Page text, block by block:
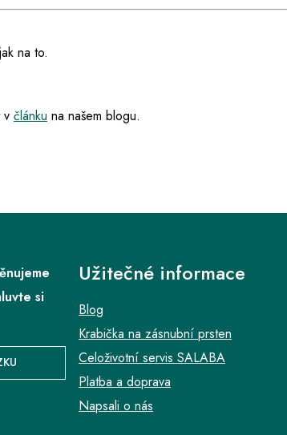
na to.
v článku na našem blogu.
si
Užitečné informace
Blog
Krabička na zásnubní prsten
Celoživotní servis SALABA
Platba a doprava
Napsali o nás